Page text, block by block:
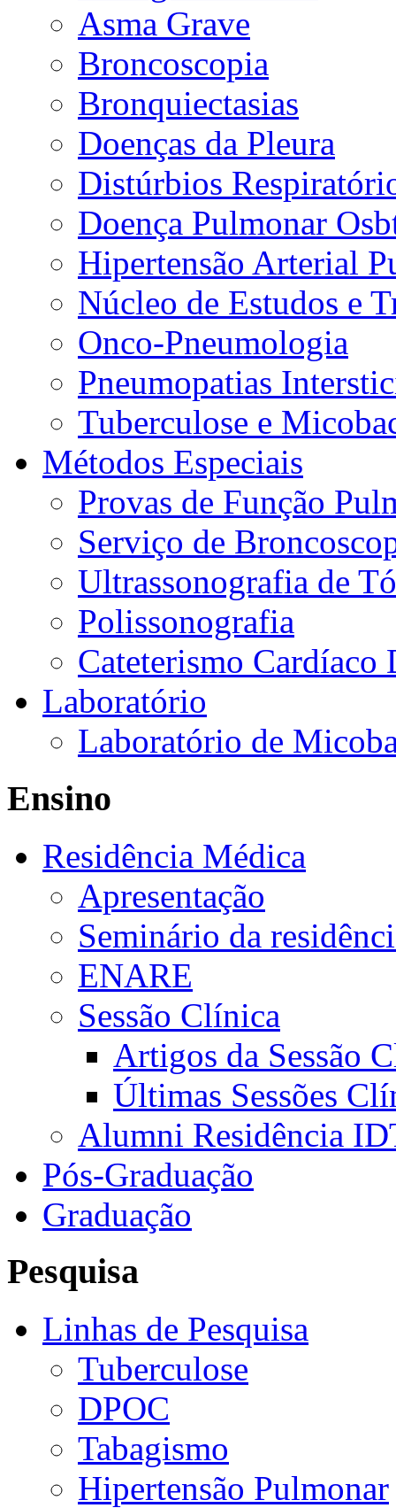
Asma Grave
Broncoscopia
Bronquiectasias
Doenças da Pleura
Distúrbios
Doença Pulmonar
Hipertensão Arterial
Núcleo de Estudos e
Onco-Pneumologia
Pneumopatias
Tuberculose e
Métodos Especiais
Provas de Função
Serviço de
Ultrassonografia de
Polissonografia
Cateterismo Cardíaco
Laboratório
Laboratório de
Ensino
Residência Médica
Apresentação
Seminário da
ENARE
Sessão Clínica
Artigos da Sessão
Últimas Sessões
Alumni Residência
Pós-Graduação
Graduação
Pesquisa
Linhas de Pesquisa
Tuberculose
DPOC
Tabagismo
Hipertensão Pulmonar